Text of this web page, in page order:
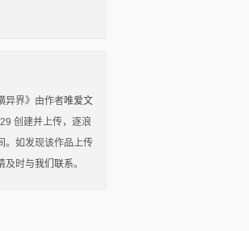
异界》由作者唯爱文
创建并上传，逐浪
。如发现该作品上传
及时与我们联系。